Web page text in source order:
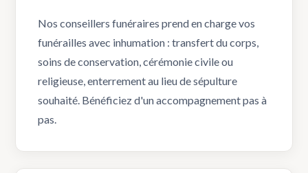
Nos conseillers funéraires prend en charge vos
funérailles avec inhumation : transfert du corps,
soins de conservation, cérémonie civile ou
religieuse, enterrement au lieu de sépulture
souhaité. Bénéficiez d'un accompagnement pas à
pas.